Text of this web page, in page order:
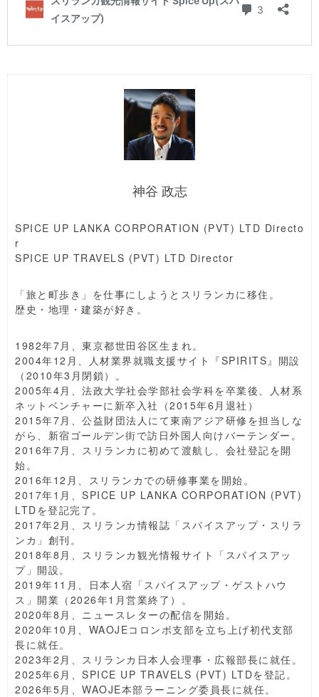
神谷 政志
SPICE UP LANKA CORPORATION (PVT) LTD Directo
r
SPICE UP TRAVELS (PVT) LTD Director
「旅と町歩き」を仕事にしようとスリランカに移住。
歴史・地理・建築が好き。
1982年7月、東京都世田谷区生まれ。
2004年12月、人材業界就職支援サイト『SPIRITS』開設
（2010年3月閉鎖）。
2005年4月、法政大学社会学部社会学科を卒業後、人材系
ネットベンチャーに新卒入社（2015年6月退社）
2015年7月、公益財団法人にて東南アジア研修を担当しな
がら、新宿ゴールデン街で訪日外国人向けバーテンダー。
2016年7月、スリランカに初めて渡航し、会社登記を開
始。
2016年12月、スリランカでの研修事業を開始。
2017年1月、SPICE UP LANKA CORPORATION (PVT)
LTDを登記完了。
2017年2月、スリランカ情報誌「スパイスアップ・スリラ
ンカ」創刊。
2018年8月、スリランカ観光情報サイト「スパイスアッ
プ」開設。
2019年11月、日本人宿「スパイスアップ・ゲストハウ
ス」開業（2026年1月営業終了）。
2020年8月、ニュースレターの配信を開始。
2020年10月、WAOJEコロンボ支部を立ち上げ初代支部
長に就任。
2023年2月、スリランカ日本人会理事・広報部長に就任。
2025年6月、SPICE UP TRAVELS (PVT) LTDを登記。
2026年5月、WAOJE本部ラーニング委員長に就任。